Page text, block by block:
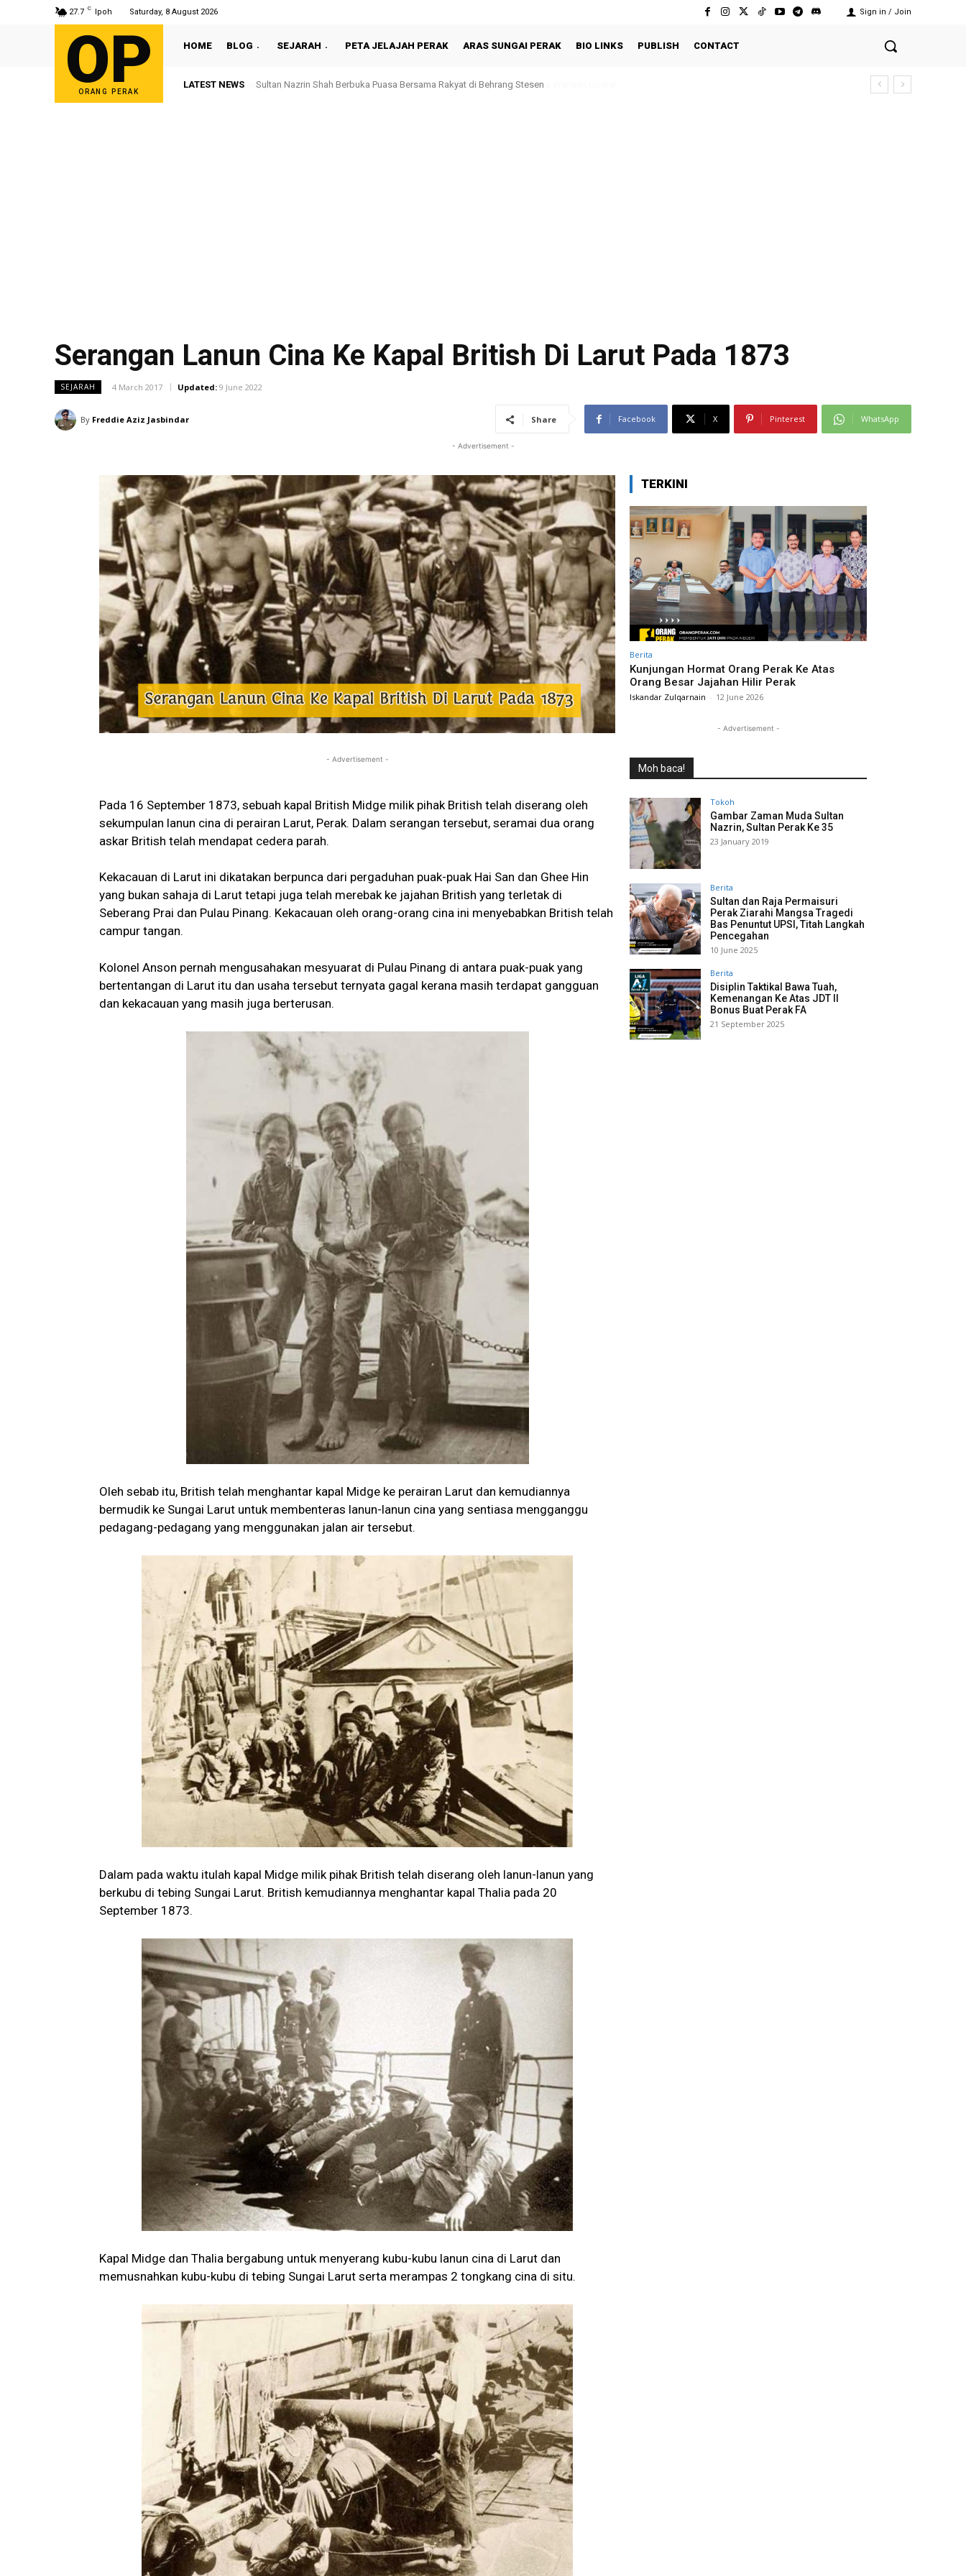
27.7 C Ipoh Saturday, 8 August 2026 Sign in / Join
OP
ORANG PERAK
HOME BLOG SEJARAH PETA JELAJAH PERAK ARAS SUNGAI PERAK BIO LINKS PUBLISH CONTACT
LATEST NEWS Sultan Nazrin Shah Berbuka Puasa Bersama Rakyat di Behrang Stesen
Serangan Lanun Cina Ke Kapal British Di Larut Pada 1873
SEJARAH 4 March 2017 Updated: 9 June 2022
By Freddie Aziz Jasbindar Share Facebook X Pinterest WhatsApp
- Advertisement -
- Advertisement -
Pada 16 September 1873, sebuah kapal British Midge milik pihak British telah diserang oleh
sekumpulan lanun cina di perairan Larut, Perak. Dalam serangan tersebut, seramai dua orang
askar British telah mendapat cedera parah.
Kekacauan di Larut ini dikatakan berpunca dari pergaduhan puak-puak Hai San dan Ghee Hin
yang bukan sahaja di Larut tetapi juga telah merebak ke jajahan British yang terletak di
Seberang Prai dan Pulau Pinang. Kekacauan oleh orang-orang cina ini menyebabkan British telah
campur tangan.
Kolonel Anson pernah mengusahakan mesyuarat di Pulau Pinang di antara puak-puak yang
bertentangan di Larut itu dan usaha tersebut ternyata gagal kerana masih terdapat gangguan
dan kekacauan yang masih juga berterusan.
Oleh sebab itu, British telah menghantar kapal Midge ke perairan Larut dan kemudiannya
bermudik ke Sungai Larut untuk membenteras lanun-lanun cina yang sentiasa mengganggu
pedagang-pedagang yang menggunakan jalan air tersebut.
Dalam pada waktu itulah kapal Midge milik pihak British telah diserang oleh lanun-lanun yang
berkubu di tebing Sungai Larut. British kemudiannya menghantar kapal Thalia pada 20
September 1873.
Kapal Midge dan Thalia bergabung untuk menyerang kubu-kubu lanun cina di Larut dan
memusnahkan kubu-kubu di tebing Sungai Larut serta merampas 2 tongkang cina di situ.
TERKINI
Berita
Kunjungan Hormat Orang Perak Ke Atas
Orang Besar Jajahan Hilir Perak
Iskandar Zulqarnain - 12 June 2026
- Advertisement -
Moh baca!
Tokoh
Gambar Zaman Muda Sultan
Nazrin, Sultan Perak Ke 35
23 January 2019
Berita
Sultan dan Raja Permaisuri
Perak Ziarahi Mangsa Tragedi
Bas Penuntut UPSI, Titah Langkah
Pencegahan
10 June 2025
Berita
Disiplin Taktikal Bawa Tuah,
Kemenangan Ke Atas JDT II
Bonus Buat Perak FA
21 September 2025